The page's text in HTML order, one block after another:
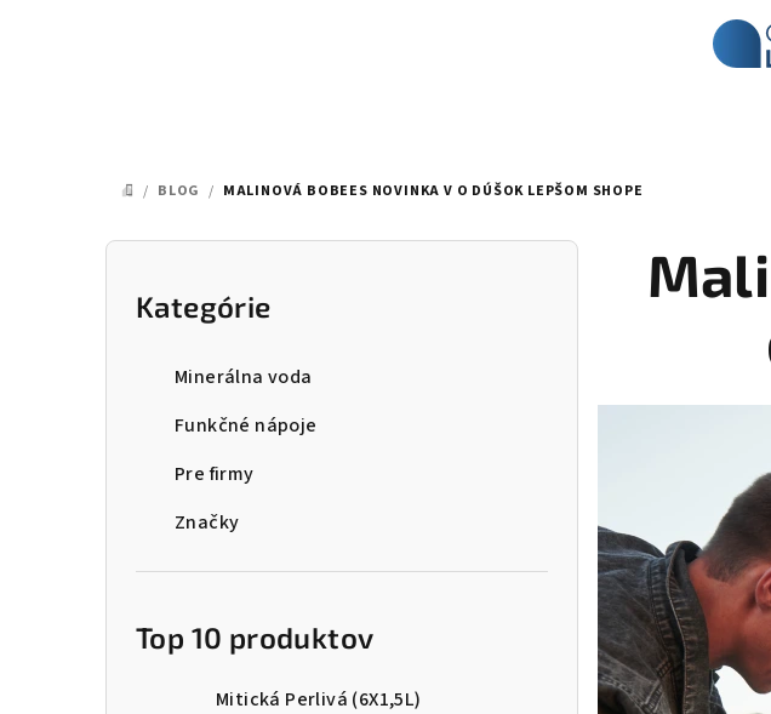
DOMOV
/ BLOG / MALINOVÁ BOBEES NOVINKA V O DÚŠOK LEPŠOM SHOPE
B
Preskočiť
kategórie
Kategórie
Minerálna voda
Funkčné nápoje
Pre firmy
Značky
Top 10 produktov
Mitická Perlivá (6X1,5L)